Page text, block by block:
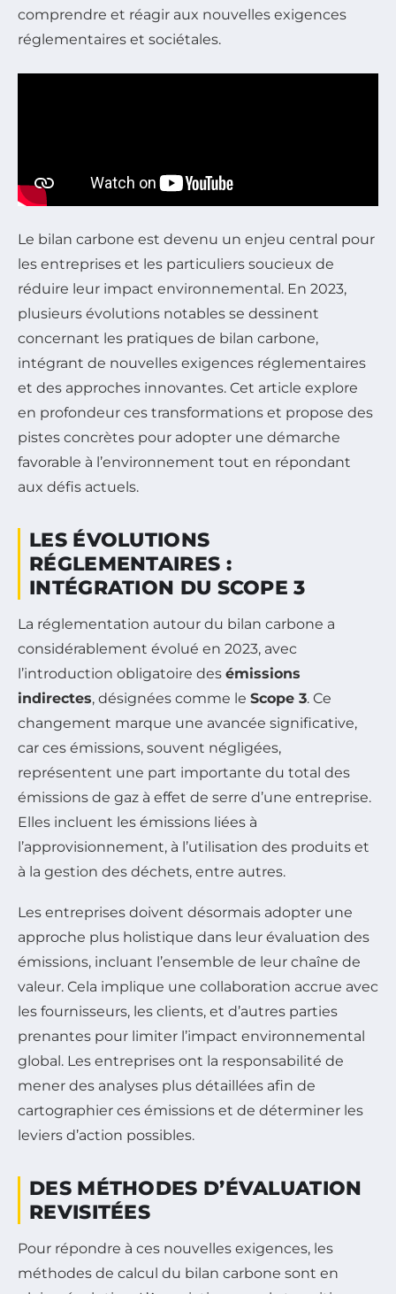
comprendre et réagir aux nouvelles exigences
réglementaires et sociétales.
Le bilan carbone est devenu un enjeu central pour
les entreprises et les particuliers soucieux de
réduire leur impact environnemental. En 2023,
plusieurs évolutions notables se dessinent
concernant les pratiques de bilan carbone,
intégrant de nouvelles exigences réglementaires
et des approches innovantes. Cet article explore
en profondeur ces transformations et propose des
pistes concrètes pour adopter une démarche
favorable à l’environnement tout en répondant
aux défis actuels.
LES ÉVOLUTIONS
RÉGLEMENTAIRES :
INTÉGRATION DU SCOPE 3
La réglementation autour du bilan carbone a
considérablement évolué en 2023, avec
l’introduction obligatoire des émissions
indirectes, désignées comme le Scope 3. Ce
changement marque une avancée significative,
car ces émissions, souvent négligées,
représentent une part importante du total des
émissions de gaz à effet de serre d’une entreprise.
Elles incluent les émissions liées à
l’approvisionnement, à l’utilisation des produits et
à la gestion des déchets, entre autres.
Les entreprises doivent désormais adopter une
approche plus holistique dans leur évaluation des
émissions, incluant l’ensemble de leur chaîne de
valeur. Cela implique une collaboration accrue avec
les fournisseurs, les clients, et d’autres parties
prenantes pour limiter l’impact environnemental
global. Les entreprises ont la responsabilité de
mener des analyses plus détaillées afin de
cartographier ces émissions et de déterminer les
leviers d’action possibles.
DES MÉTHODES D’ÉVALUATION
REVISITÉES
Pour répondre à ces nouvelles exigences, les
méthodes de calcul du bilan carbone sont en